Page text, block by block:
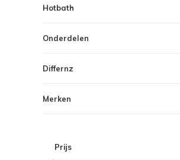
Hotbath
Onderdelen
Differnz
Merken
Prijs